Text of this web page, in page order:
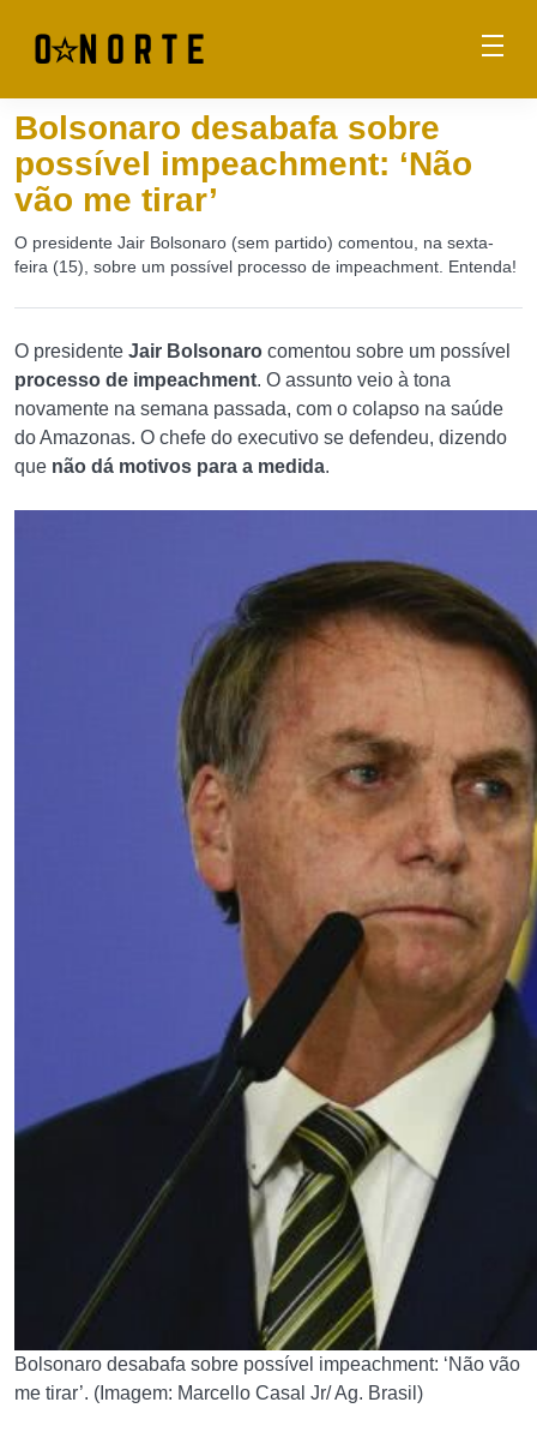
Bolsonaro desabafa sobre
possível impeachment: ‘Não
vão me tirar’
O presidente Jair Bolsonaro (sem partido) comentou, na sexta-
feira (15), sobre um possível processo de impeachment. Entenda!
O presidente Jair Bolsonaro comentou sobre um possível
processo de impeachment. O assunto veio à tona
novamente na semana passada, com o colapso na saúde
do Amazonas. O chefe do executivo se defendeu, dizendo
que não dá motivos para a medida.
Bolsonaro desabafa sobre possível impeachment: ‘Não vão
me tirar’. (Imagem: Marcello Casal Jr/ Ag. Brasil)